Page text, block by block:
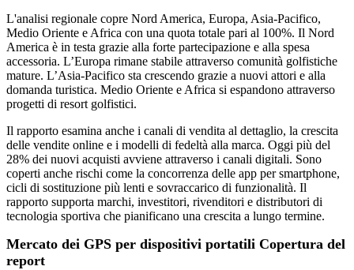
L'analisi regionale copre Nord America, Europa, Asia-Pacifico,
Medio Oriente e Africa con una quota totale pari al 100%. Il Nord
America è in testa grazie alla forte partecipazione e alla spesa
accessoria. L’Europa rimane stabile attraverso comunità golfistiche
mature. L’Asia-Pacifico sta crescendo grazie a nuovi attori e alla
domanda turistica. Medio Oriente e Africa si espandono attraverso
progetti di resort golfistici.
Il rapporto esamina anche i canali di vendita al dettaglio, la crescita
delle vendite online e i modelli di fedeltà alla marca. Oggi più del
28% dei nuovi acquisti avviene attraverso i canali digitali. Sono
coperti anche rischi come la concorrenza delle app per smartphone,
cicli di sostituzione più lenti e sovraccarico di funzionalità. Il
rapporto supporta marchi, investitori, rivenditori e distributori di
tecnologia sportiva che pianificano una crescita a lungo termine.
Mercato dei GPS per dispositivi portatili Copertura del
report